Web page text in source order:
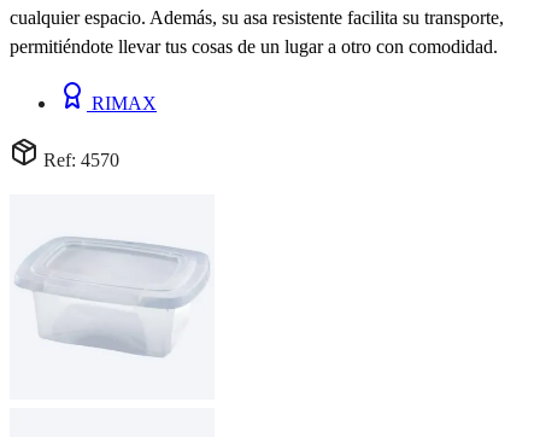
cualquier espacio. Además, su asa resistente facilita su transporte,
permitiéndote llevar tus cosas de un lugar a otro con comodidad.
RIMAX
Ref: 4570